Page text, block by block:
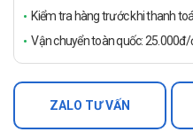
Kiểm tra hàng trước khi thanh
Vận chuyển toàn quốc:
ZALO TƯ VẤN